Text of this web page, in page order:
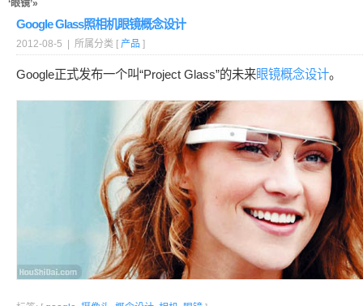
‘眼镜’»
Google Glass照相机眼镜概念设计
2012-08-5 | 所属分类 [ 产品 ]
Google正式发布一个叫“Project Glass”的未来眼镜概念设计。